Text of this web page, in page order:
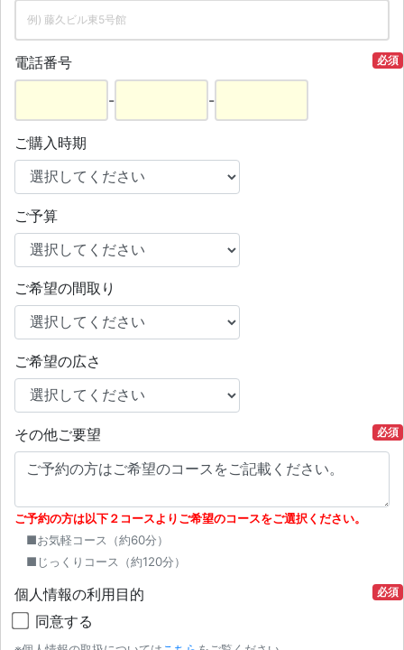
電話番号 必須
- -
ご購入時期
ご予算
ご希望の間取り
ご希望の広さ
その他ご要望 必須
ご予約の方は以下２コースよりご希望のコースをご選択ください。
■お気軽コース（約60分）
■じっくりコース（約120分）
個人情報の利用目的 必須
同意する